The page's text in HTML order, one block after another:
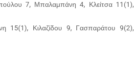
7, Μπαλαμπάνη 4, Κλείτσα 11(1),
15(1), Κιλαζίδου 9, Γασπαράτου 9(2),